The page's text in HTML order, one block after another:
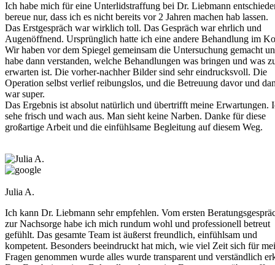
Ich habe mich für eine Unterlidstraffung bei Dr. Liebmann
bereue nur, dass ich es nicht bereits vor 2 Jahren machen hab lassen.
Das Erstgespräch war wirklich toll. Das Gespräch war ehrlich und
Augenöffnend. Ursprünglich hatte ich eine andere Behandlung im
Wir haben vor dem Spiegel gemeinsam die Untersuchung gemacht
habe dann verstanden, welche Behandlungen was bringen und was
erwarten ist. Die vorher-nachher Bilder sind sehr eindrucksvoll. Die
Operation selbst verlief reibungslos, und die Betreuung davor und
war super.
Das Ergebnis ist absolut natürlich und übertrifft meine Erwartungen.
sehe frisch und wach aus. Man sieht keine Narben. Danke für diese
großartige Arbeit und die einfühlsame Begleitung auf diesem Weg.
Julia A.
Ich kann Dr. Liebmann sehr empfehlen. Vom ersten
zur Nachsorge habe ich mich rundum wohl und professionell betreut
gefühlt. Das gesamte Team ist äußerst freundlich, einfühlsam und
kompetent. Besonders beeindruckt hat mich, wie viel Zeit sich für
Fragen genommen wurde alles wurde transparent und verständlich